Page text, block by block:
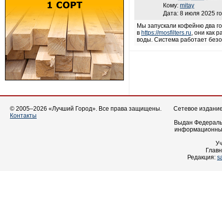
Кому: mitay
Дата: 8 июля 2025
Мы запускали кофейню два
в https://mosfilters.ru, они как
воды. Система работает
© 2005–2026 «Лучший Город». Все права защищены.
Контакты
Сетевое
Выдан
Редакция: